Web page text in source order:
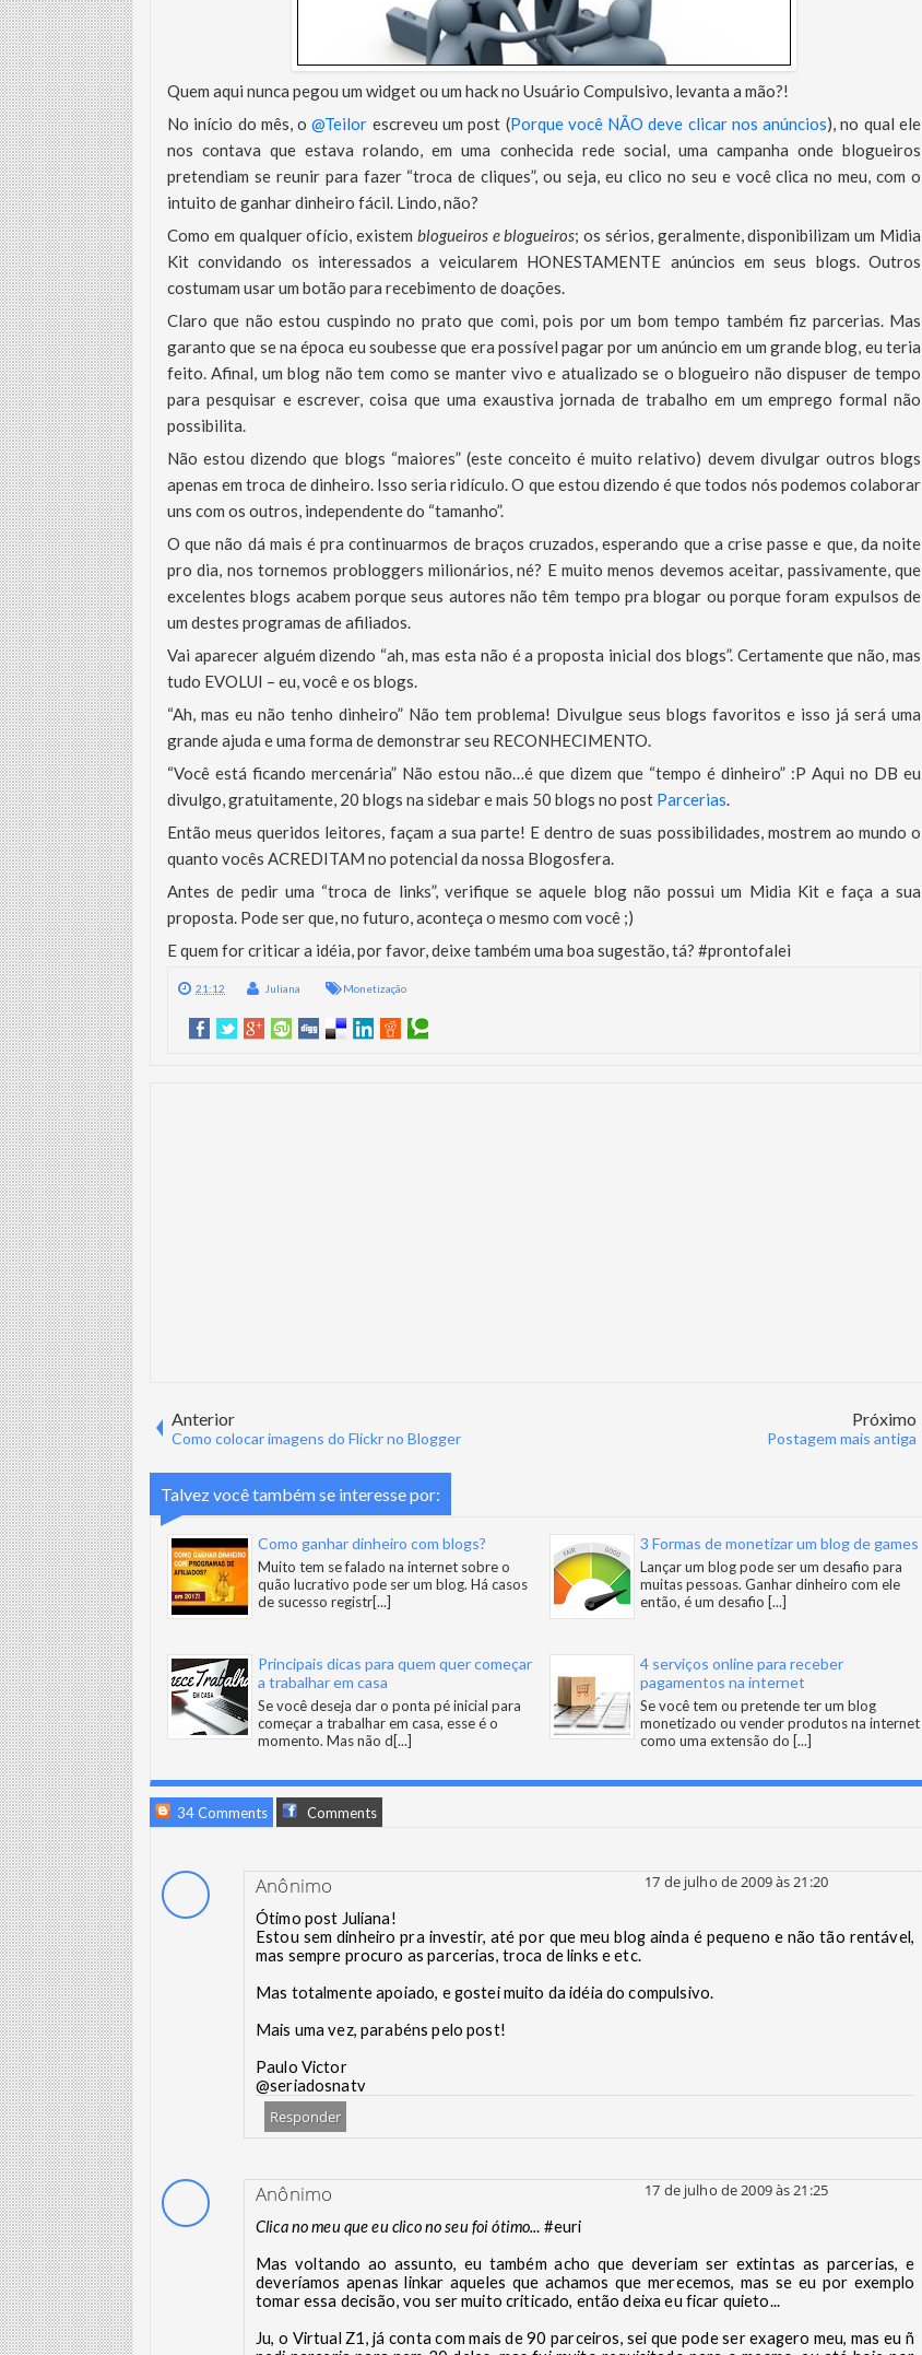
Quem aqui nunca pegou um widget ou um hack no Usuário Compulsivo, levanta a mão?!
No início do mês, o@Teilor escreveu um post (Porque você NÃO deve clicar nos anúncios), no qual ele
nos contava que estava rolando, em uma conhecida rede social, uma campanha onde blogueiros
pretendiam se reunir para fazer “troca de cliques”, ou seja, eu clico no seu e você clica no meu, com o
intuito de ganhar dinheiro fácil. Lindo, não?
Como em qualquer ofício, existem blogueiros e blogueiros; os sérios, geralmente, disponibilizam um Midia
Kit convidando os interessados a veicularem HONESTAMENTE anúncios em seus blogs. Outros
costumam usar um botão para recebimento de doações.
Claro que não estou cuspindo no prato que comi, pois por um bom tempo também fiz parcerias. Mas
garanto que se na época eu soubesse que era possível pagar por um anúncio em um grande blog, eu teria
feito. Afinal, um blog não tem como se manter vivo e atualizado se o blogueiro não dispuser de tempo
para pesquisar e escrever, coisa que uma exaustiva jornada de trabalho em um emprego formal não
possibilita.
Não estou dizendo que blogs “maiores” (este conceito é muito relativo) devem divulgar outros blogs
apenas em troca de dinheiro. Isso seria ridículo. O que estou dizendo é que todos nós podemos colaborar
uns com os outros, independente do “tamanho”.
O que não dá mais é pra continuarmos de braços cruzados, esperando que a crise passe e que, da noite
pro dia, nos tornemos probloggers milionários, né? E muito menos devemos aceitar, passivamente, que
excelentes blogs acabem porque seus autores não têm tempo pra blogar ou porque foram expulsos de
um destes programas de afiliados.
Vai aparecer alguém dizendo “ah, mas esta não é a proposta inicial dos blogs”. Certamente que não, mas
tudo EVOLUI – eu, você e os blogs.
“Ah, mas eu não tenho dinheiro” Não tem problema! Divulgue seus blogs favoritos e isso já será uma
grande ajuda e uma forma de demonstrar seu RECONHECIMENTO.
“Você está ficando mercenária” Não estou não…é que dizem que “tempo é dinheiro” :P Aqui no DB eu
divulgo, gratuitamente, 20 blogs na sidebar e mais 50 blogs no post Parcerias.
Então meus queridos leitores, façam a sua parte! E dentro de suas possibilidades, mostrem ao mundo o
quanto vocês ACREDITAM no potencial da nossa Blogosfera.
Antes de pedir uma “troca de links”, verifique se aquele blog não possui um Midia Kit e faça a sua
proposta. Pode ser que, no futuro, aconteça o mesmo com você ;)
E quem for criticar a idéia, por favor, deixe também uma boa sugestão, tá? #prontofalei
21:12 Juliana Monetização
Anterior
Como colocar imagens do Flickr no Blogger
Próximo
Postagem mais antiga
Talvez você também se interesse por:
Como ganhar dinheiro com blogs?
Muito tem se falado na internet sobre o
quão lucrativo pode ser um blog. Há casos
de sucesso registr[...]
3 Formas de monetizar um blog de games
Lançar um blog pode ser um desafio para
muitas pessoas. Ganhar dinheiro com ele
então, é um desafio [...]
Principais dicas para quem quer começar
a trabalhar em casa
Se você deseja dar o ponta pé inicial para
começar a trabalhar em casa, esse é o
momento. Mas não d[...]
4 serviços online para receber
pagamentos na internet
Se você tem ou pretende ter um blog
monetizado ou vender produtos na internet
como uma extensão do [...]
34 Comments Comments
Anônimo 17 de julho de 2009 às 21:20
Ótimo post Juliana!
Estou sem dinheiro pra investir, até por que meu blog ainda é pequeno e não tão rentável,
mas sempre procuro as parcerias, troca de links e etc.
Mas totalmente apoiado, e gostei muito da idéia do compulsivo.
Mais uma vez, parabéns pelo post!
Paulo Victor
@seriadosnatv
Responder
Anônimo 17 de julho de 2009 às 21:25
Clica no meu que eu clico no seu foi ótimo... #euri
Mas voltando ao assunto, eu também acho que deveriam ser extintas as parcerias, e
deveríamos apenas linkar aqueles que achamos que merecemos, mas se eu por exemplo
tomar essa decisão, vou ser muito criticado, então deixa eu ficar quieto...
Ju, o Virtual Z1, já conta com mais de 90 parceiros, sei que pode ser exagero meu, mas eu ñ